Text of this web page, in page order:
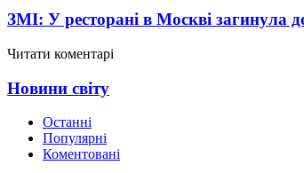
ЗМІ: У ресторані в Москві загинула
Читати коментарі
Новини світу
Останні
Популярні
Коментовані